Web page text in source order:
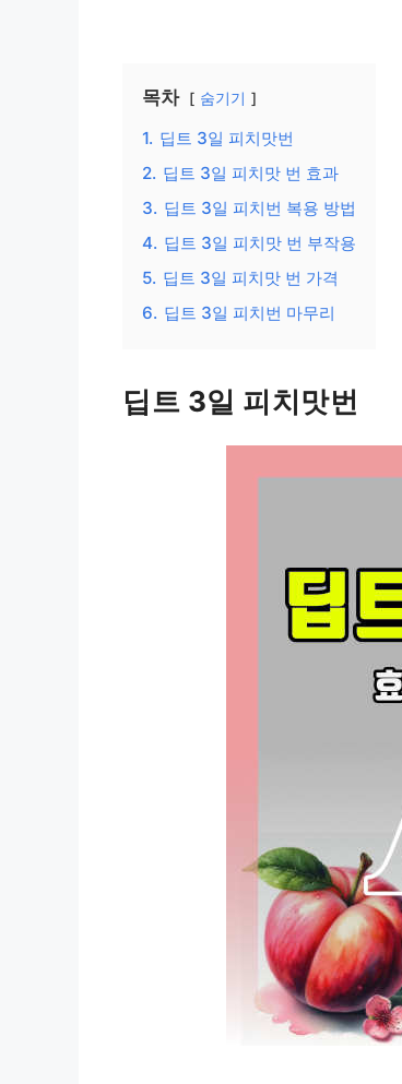
목차 숨기기
1. 딥트 3일 피치맛번
2. 딥트 3일 피치맛 번 효과
3. 딥트 3일 피치번 복용 방법
4. 딥트 3일 피치맛 번 부작용
5. 딥트 3일 피치맛 번 가격
6. 딥트 3일 피치번 마무리
딥트 3일 피치맛번